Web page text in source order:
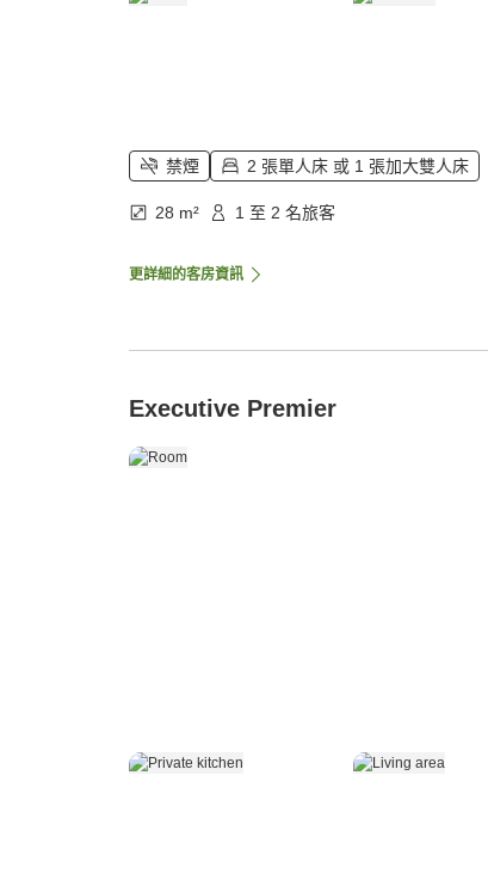
禁煙 2 張單人床 或 1 張加大雙人床
28 m² 1 至 2 名旅客
更詳細的客房資訊
Executive Premier